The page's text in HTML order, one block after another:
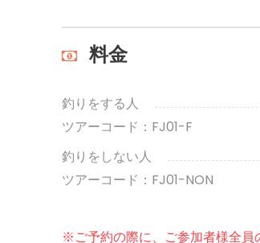
料金
釣りをする人
ツアーコード：FJ01-F
釣りをしない人
ツアーコード：FJ01-NON
※ご予約の際に、ご参加者様全員